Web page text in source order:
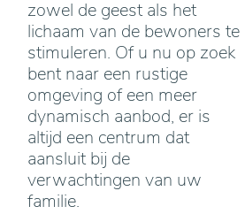
zowel de geest als het
lichaam van de bewoners te
stimuleren. Of u nu op zoek
bent naar een rustige
omgeving of een meer
dynamisch aanbod, er is
altijd een centrum dat
aansluit bij de
verwachtingen van uw
familie.